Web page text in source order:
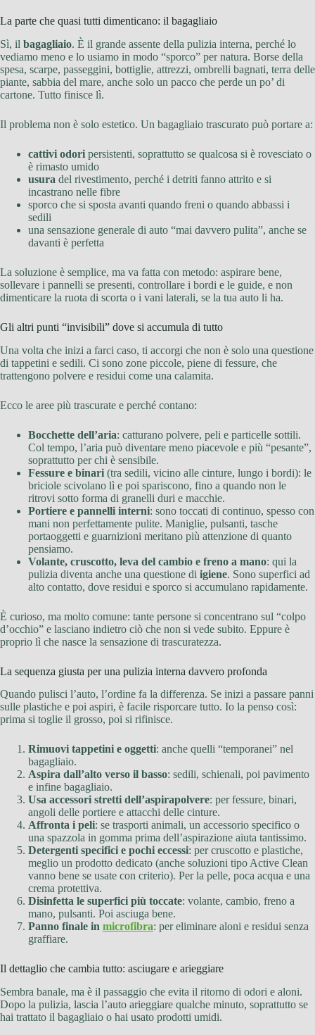
La parte che quasi tutti dimenticano: il bagagliaio
Sì, il bagagliaio. È il grande assente della pulizia interna, perché lo
vediamo meno e lo usiamo in modo “sporco” per natura. Borse della
spesa, scarpe, passeggini, bottiglie, attrezzi, ombrelli bagnati, terra delle
piante, sabbia del mare, anche solo un pacco che perde un po’ di
cartone. Tutto finisce lì.
Il problema non è solo estetico. Un bagagliaio trascurato può portare a:
cattivi odori persistenti, soprattutto se qualcosa si è rovesciato o
è rimasto umido
usura del rivestimento, perché i detriti fanno attrito e si
incastrano nelle fibre
sporco che si sposta avanti quando freni o quando abbassi i
sedili
una sensazione generale di auto “mai davvero pulita”, anche se
davanti è perfetta
La soluzione è semplice, ma va fatta con metodo: aspirare bene,
sollevare i pannelli se presenti, controllare i bordi e le guide, e non
dimenticare la ruota di scorta o i vani laterali, se la tua auto li ha.
Gli altri punti “invisibili” dove si accumula di tutto
Una volta che inizi a farci caso, ti accorgi che non è solo una questione
di tappetini e sedili. Ci sono zone piccole, piene di fessure, che
trattengono polvere e residui come una calamita.
Ecco le aree più trascurate e perché contano:
Bocchette dell’aria: catturano polvere, peli e particelle sottili.
Col tempo, l’aria può diventare meno piacevole e più “pesante”,
soprattutto per chi è sensibile.
Fessure e binari (tra sedili, vicino alle cinture, lungo i bordi): le
briciole scivolano lì e poi spariscono, fino a quando non le
ritrovi sotto forma di granelli duri e macchie.
Portiere e pannelli interni: sono toccati di continuo, spesso con
mani non perfettamente pulite. Maniglie, pulsanti, tasche
portaoggetti e guarnizioni meritano più attenzione di quanto
pensiamo.
Volante, cruscotto, leva del cambio e freno a mano: qui la
pulizia diventa anche una questione di igiene. Sono superfici ad
alto contatto, dove residui e sporco si accumulano rapidamente.
È curioso, ma molto comune: tante persone si concentrano sul “colpo
d’occhio” e lasciano indietro ciò che non si vede subito. Eppure è
proprio lì che nasce la sensazione di trascuratezza.
La sequenza giusta per una pulizia interna davvero profonda
Quando pulisci l’auto, l’ordine fa la differenza. Se inizi a passare panni
sulle plastiche e poi aspiri, è facile risporcare tutto. Io la penso così:
prima si toglie il grosso, poi si rifinisce.
Rimuovi tappetini e oggetti: anche quelli “temporanei” nel
bagagliaio.
Aspira dall’alto verso il basso: sedili, schienali, poi pavimento
e infine bagagliaio.
Usa accessori stretti dell’aspirapolvere: per fessure, binari,
angoli delle portiere e attacchi delle cinture.
Affronta i peli: se trasporti animali, un accessorio specifico o
una spazzola in gomma prima dell’aspirazione aiuta tantissimo.
Detergenti specifici e pochi eccessi: per cruscotto e plastiche,
meglio un prodotto dedicato (anche soluzioni tipo Active Clean
vanno bene se usate con criterio). Per la pelle, poca acqua e una
crema protettiva.
Disinfetta le superfici più toccate: volante, cambio, freno a
mano, pulsanti. Poi asciuga bene.
Panno finale in microfibra: per eliminare aloni e residui senza
graffiare.
Il dettaglio che cambia tutto: asciugare e arieggiare
Sembra banale, ma è il passaggio che evita il ritorno di odori e aloni.
Dopo la pulizia, lascia l’auto arieggiare qualche minuto, soprattutto se
hai trattato il bagagliaio o hai usato prodotti umidi.